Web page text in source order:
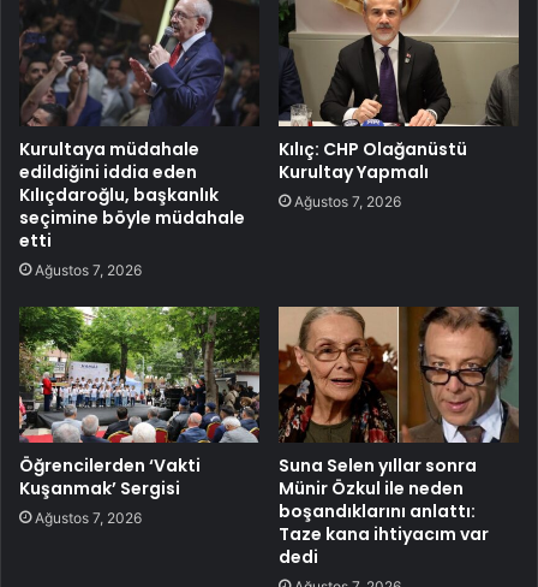
Kurultaya müdahale
edildiğini iddia eden
Kılıçdaroğlu, başkanlık
seçimine böyle müdahale
etti
Ağustos 7, 2026
Kılıç: CHP Olağanüstü
Kurultay Yapmalı
Ağustos 7, 2026
Öğrencilerden ‘Vakti
Kuşanmak’ Sergisi
Ağustos 7, 2026
Suna Selen yıllar sonra
Münir Özkul ile neden
boşandıklarını anlattı:
Taze kana ihtiyacım var
dedi